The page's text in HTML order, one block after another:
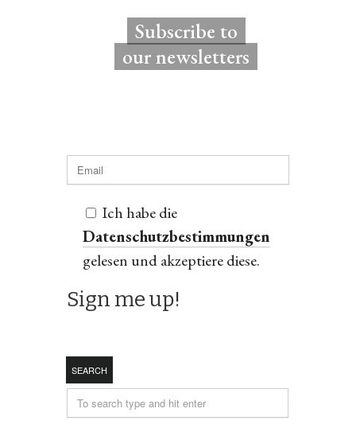
Subscribe to
our newsletters
Ich habe die
Datenschutzbestimmungen
gelesen und akzeptiere diese.
SEARCH